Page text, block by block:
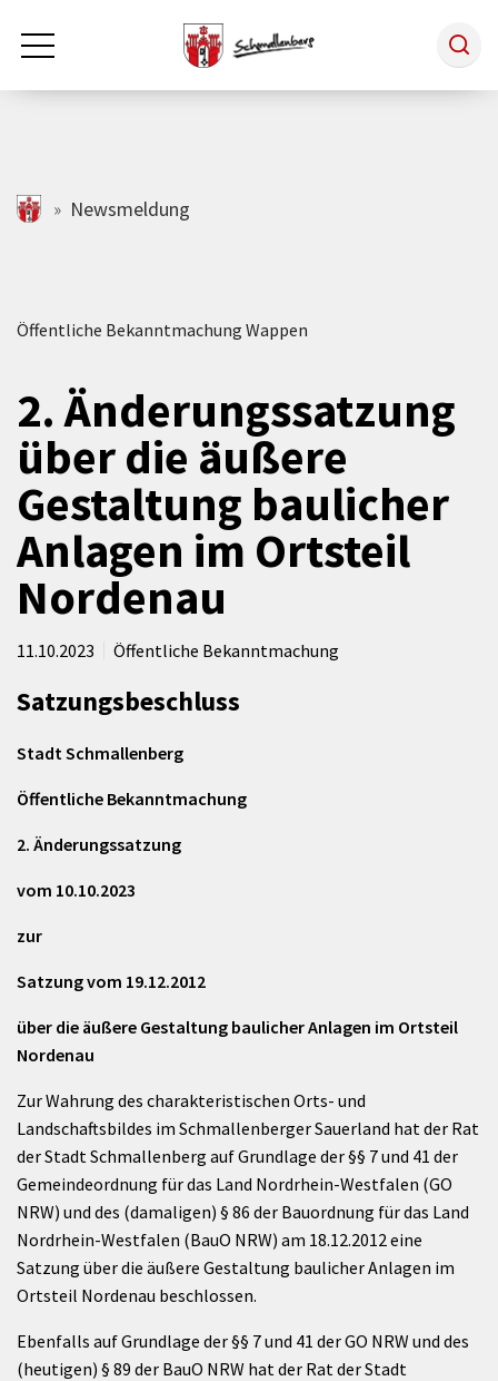
Zum Hauptinhalt springen
Rathaus & Politik
Tourismus
Freizeit & Kultur
Wirtschaft
schmallenberg.de
Newsmeldung
Öffentliche Bekanntmachung Wappen
2. Änderungssatzung
über die äußere
Gestaltung baulicher
Anlagen im Ortsteil
Nordenau
11.10.2023 Öffentliche Bekanntmachung
Satzungsbeschluss
Stadt Schmallenberg
Öffentliche Bekanntmachung
2. Änderungssatzung
vom ­­­­­10.10.2023
zur
Satzung vom 19.12.2012
über die äußere Gestaltung baulicher Anlagen im Ortsteil
Nordenau
Zur Wahrung des charakteristischen Orts- und
Landschaftsbildes im Schmallenberger Sauerland hat der Rat
der Stadt Schmallenberg auf Grundlage der §§ 7 und 41 der
Gemeindeordnung für das Land Nordrhein-Westfalen (GO
NRW) und des (damaligen) § 86 der Bauordnung für das Land
Nordrhein-Westfalen (BauO NRW) am 18.12.2012 eine
Satzung über die äußere Gestaltung baulicher Anlagen im
Ortsteil Nordenau beschlossen.
Ebenfalls auf Grundlage der §§ 7 und 41 der GO NRW und des
(heutigen) § 89 der BauO NRW hat der Rat der Stadt